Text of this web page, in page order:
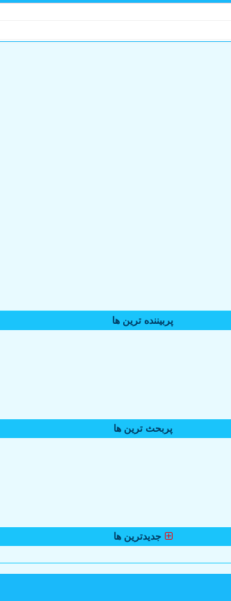
پربیننده ترین ها
پربحث ترین ها
جدیدترین ها